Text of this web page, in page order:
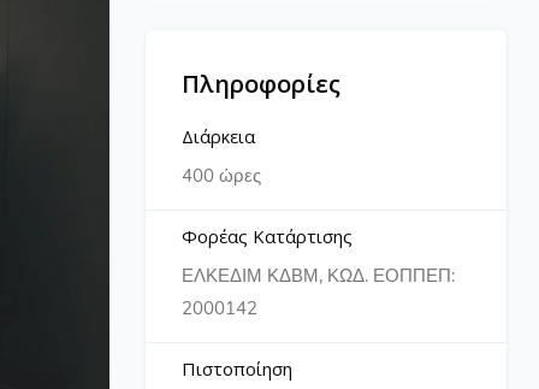
Πληροφορίες
Διάρκεια
400 ώρες
Φορέας Κατάρτισης
ΕΛΚΕΔΙΜ ΚΔΒΜ, ΚΩΔ. ΕΟΠΠΕΠ:
2000142
Πιστοποίηση